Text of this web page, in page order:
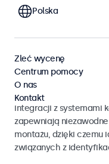
Ekrany dotykowe
identyfikacji
Ekrany dotykowe
integracji z systemami
zapewniają
montażu, dzięki czemu
związanych z
Polska
Zleć wycenę
Centrum pomocy
O nas
Kontakt